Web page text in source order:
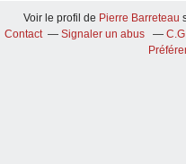
Voir le profil de Pierre Barreteau
Contact
Signaler un abus